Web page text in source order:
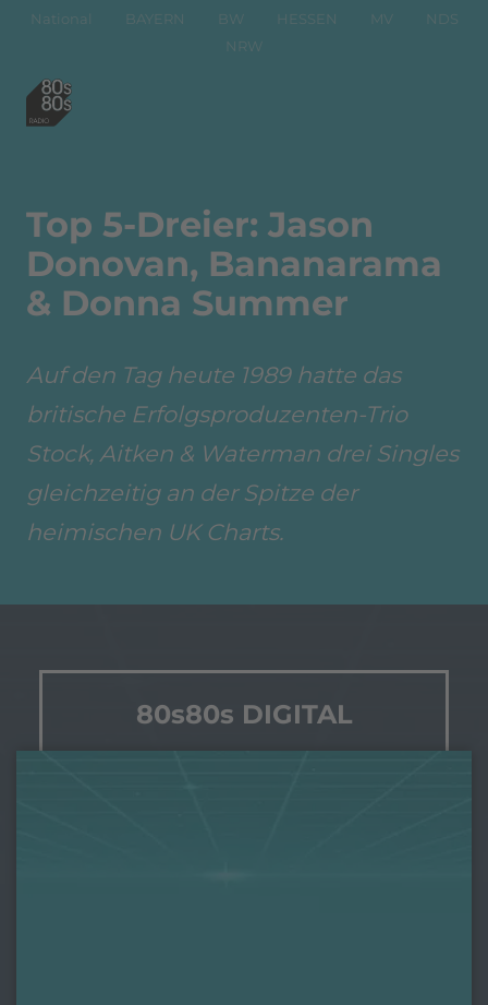
National BAYERN BW HESSEN MV
NDS
NRW
Top 5-Dreier: Jason
Donovan, Bananarama
& Donna Summer
Auf den Tag heute 1989 hatte das
britische Erfolgsproduzenten-Trio
Stock, Aitken & Waterman drei Singles
gleichzeitig an der Spitze der
heimischen UK Charts.
80s80s DIGITAL